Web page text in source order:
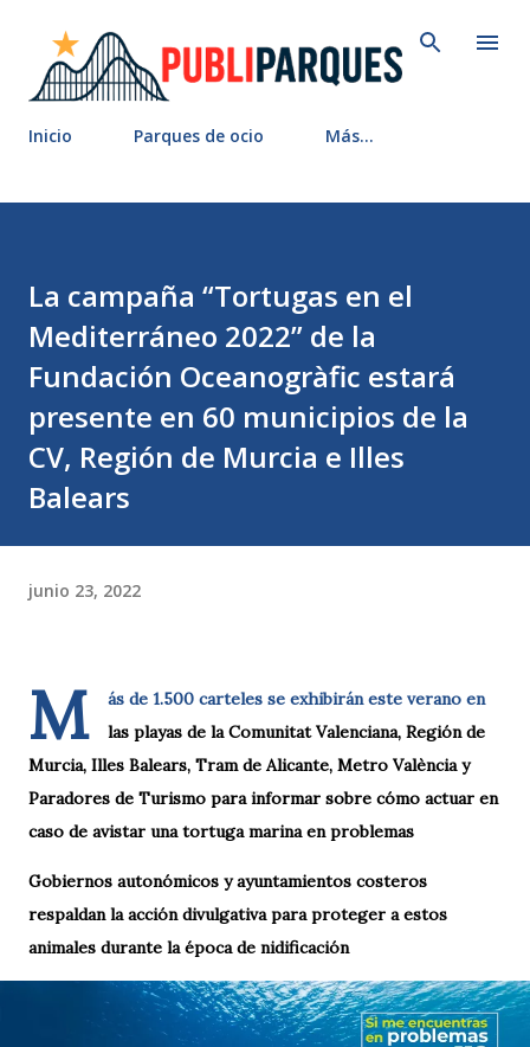
Inicio Parques de ocio Más…
La campaña “Tortugas en el
Mediterráneo 2022” de la
Fundación Oceanogràfic estará
presente en 60 municipios de la
CV, Región de Murcia e Illes
Balears
junio 23, 2022
M
ás de 1.500 carteles se exhibirán este verano en
las playas de la Comunitat Valenciana, Región de
Murcia, Illes Balears, Tram de Alicante, Metro València y
Paradores de Turismo para informar sobre cómo actuar en
caso de avistar una tortuga marina en problemas
Gobiernos autonómicos y ayuntamientos costeros
respaldan la acción divulgativa para proteger a estos
animales durante la época de nidificación